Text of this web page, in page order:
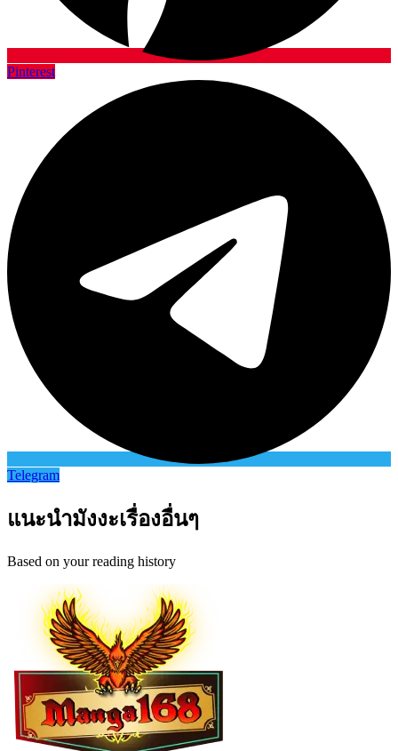
Pinterest
Telegram
แนะนำมังงะเรื่องอื่นๆ
Based on your reading history